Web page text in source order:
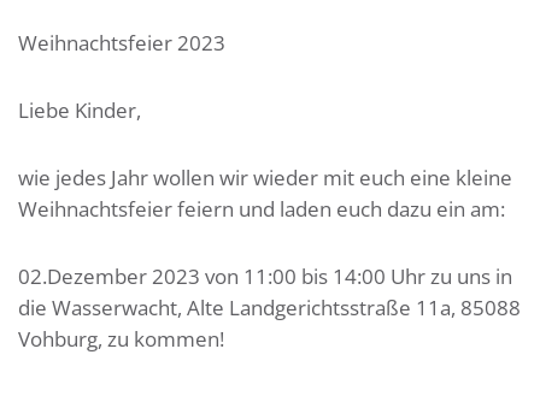
Weihnachtsfeier 2023
Liebe Kinder,
wie jedes Jahr wollen wir wieder mit euch eine kleine
Weihnachtsfeier feiern und laden euch dazu ein am:
02.Dezember 2023 von 11:00 bis 14:00 Uhr zu uns in
die Wasserwacht, Alte Landgerichtsstraße 11a, 85088
Vohburg, zu kommen!